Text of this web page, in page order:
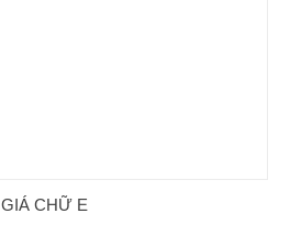
GIÁ CHỮ E